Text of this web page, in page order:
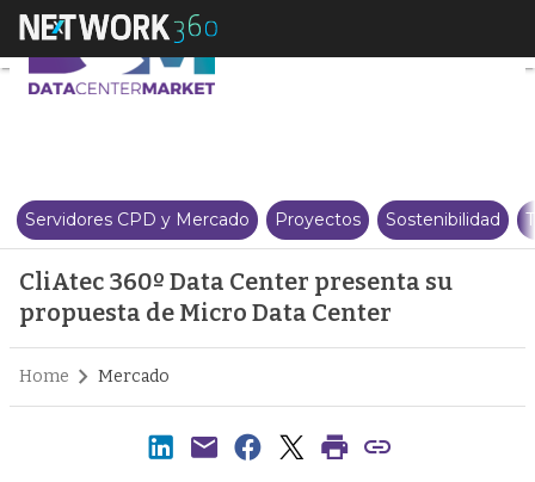
CliAtec 360º Data Center
Servidores CPD y Mercado Proyectos Sostenibilidad
CliAtec 360º Data Center presenta su
propuesta de Micro Data Center
Home Mercado